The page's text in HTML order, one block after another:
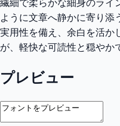
ように文章へ静かに寄り添
実用性を備え、余白を活か
が、軽快な可読性と穏やか
プレビュー